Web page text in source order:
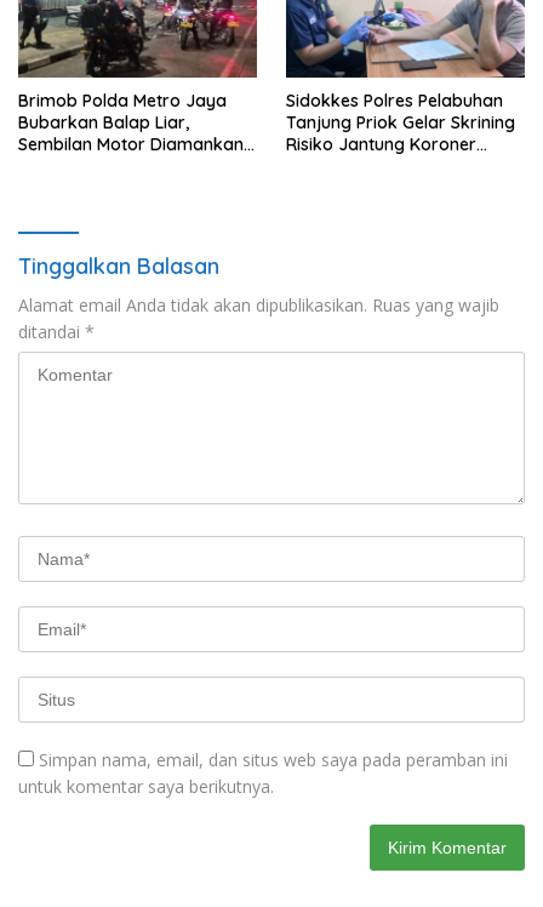
Brimob Polda Metro Jaya
Bubarkan Balap Liar,
Sembilan Motor Diamankan
Sidokkes Polres Pelabuhan
Tanjung Priok Gelar Skrining
Risiko Jantung Koroner
Tinggalkan Balasan
Alamat email Anda tidak akan dipublikasikan. Ruas yang wajib
ditandai *
Simpan nama, email, dan situs web saya pada peramban ini
untuk komentar saya berikutnya.